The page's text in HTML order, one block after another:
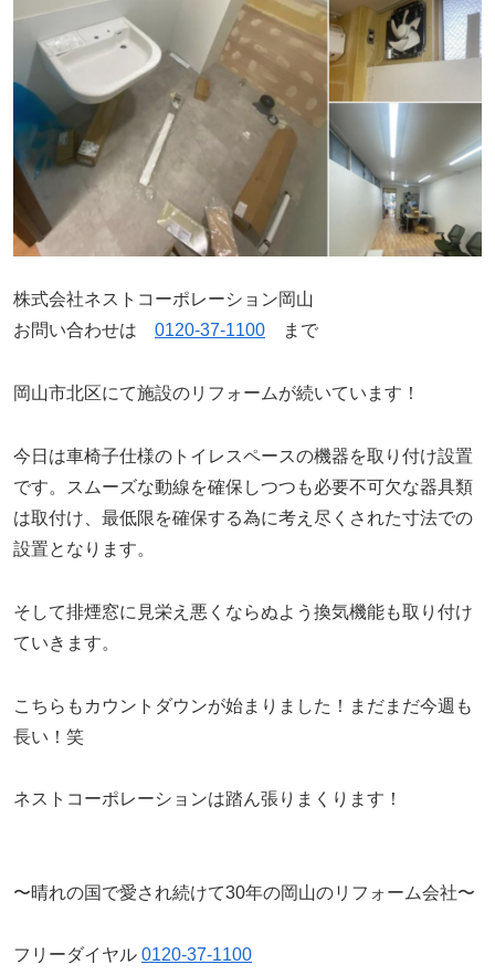
株式会社ネストコーポレーション岡山
お問い合わせは 0120-37-1100 まで
岡山市北区にて施設のリフォームが続いています！
今日は車椅子仕様のトイレスペースの機器を取り付け設置
です。スムーズな動線を確保しつつも必要不可欠な器具類
は取付け、最低限を確保する為に考え尽くされた寸法での
設置となります。
そして排煙窓に見栄え悪くならぬよう換気機能も取り付け
ていきます。
こちらもカウントダウンが始まりました！まだまだ今週も
長い！笑
ネストコーポレーションは踏ん張りまくります！
〜晴れの国で愛され続けて30年の岡山のリフォーム会社〜
フリーダイヤル 0120-37-1100